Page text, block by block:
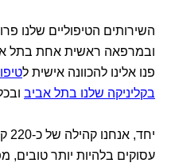
ובמרפאה ראשית אחת בתל
פנו אלינו להכוונה אישית ל
בקליניקה שלנו בתל אביב
עסוקים בלהיות יותר טובים,